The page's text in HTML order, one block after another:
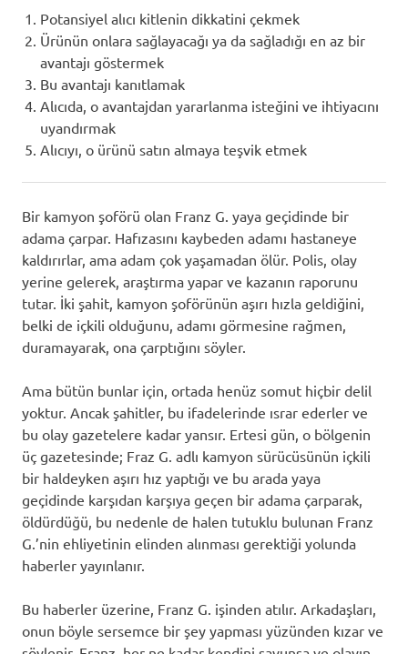
Potansiyel alıcı kitlenin dikkatini çekmek
Ürünün onlara sağlayacağı ya da sağladığı en az bir
avantajı göstermek
Bu avantajı kanıtlamak
Alıcıda, o avantajdan yararlanma isteğini ve ihtiyacını
uyandırmak
Alıcıyı, o ürünü satın almaya teşvik etmek
Bir kamyon şoförü olan Franz G. yaya geçidinde bir
adama çarpar. Hafızasını kaybeden adamı hastaneye
kaldırırlar, ama adam çok yaşamadan ölür. Polis, olay
yerine gelerek, araştırma yapar ve kazanın raporunu
tutar. İki şahit, kamyon şoförünün aşırı hızla geldiğini,
belki de içkili olduğunu, adamı görmesine rağmen,
duramayarak, ona çarptığını söyler.
Ama bütün bunlar için, ortada henüz somut hiçbir delil
yoktur. Ancak şahitler, bu ifadelerinde ısrar ederler ve
bu olay gazetelere kadar yansır. Ertesi gün, o bölgenin
üç gazetesinde; Fraz G. adlı kamyon sürücüsünün içkili
bir haldeyken aşırı hız yaptığı ve bu arada yaya
geçidinde karşıdan karşıya geçen bir adama çarparak,
öldürdüğü, bu nedenle de halen tutuklu bulunan Franz
G.’nin ehliyetinin elinden alınması gerektiği yolunda
haberler yayınlanır.
Bu haberler üzerine, Franz G. işinden atılır. Arkadaşları,
onun böyle sersemce bir şey yapması yüzünden kızar ve